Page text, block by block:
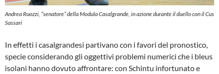
Andrea Ruozzi, “senatore” della Modula Casalgrande, in azione durante il duello con il Cus
Sassari
In effetti i casalgrandesi partivano con i favori del pronostico,
specie considerando gli oggettivi problemi numerici che i bleus
isolani hanno dovuto affrontare: con Schintu infortunato e